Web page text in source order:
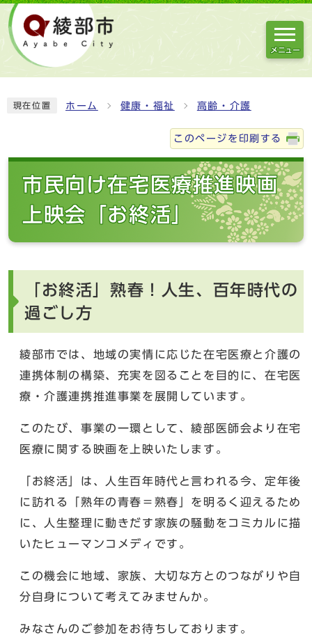
メニュー
現在位置 ホーム 健康・福祉 高齢・介護
このページを印刷する
市民向け在宅医療推進映画
上映会「お終活」
「お終活」熟春！人生、百年時代の
過ごし方
綾部市では、地域の実情に応じた在宅医療と介護の
連携体制の構築、充実を図ることを目的に、在宅医
療・介護連携推進事業を展開しています。
このたび、事業の一環として、綾部医師会より在宅
医療に関する映画を上映いたします。
「お終活」は、人生百年時代と言われる今、定年後
に訪れる「熟年の青春＝熟春」を明るく迎えるため
に、人生整理に動きだす家族の騒動をコミカルに描
いたヒューマンコメディです。
この機会に地域、家族、大切な方とのつながりや自
分自身について考えてみませんか。
みなさんのご参加をお待ちしております。